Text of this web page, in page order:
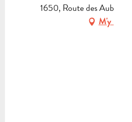
1650, Route des Aubes,
M'y rendre